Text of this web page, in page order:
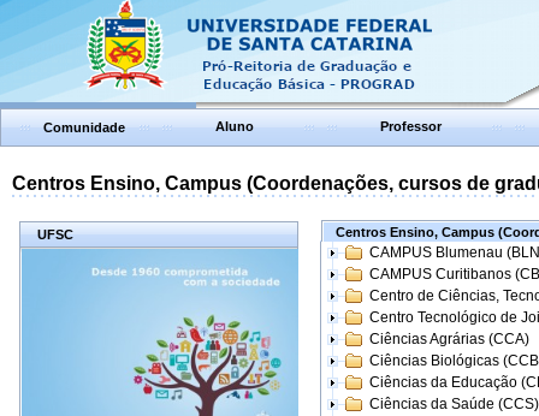
Comunidade Aluno Professor
Centros Ensino, Campus (Coordenações, cursos de
UFSC Centros Ensino, Campus
CAMPUS Blumenau
CAMPUS Curitibanos
Centro de Ciências,
Centro Tecnológico de
Ciências Agrárias (CCA)
Ciências Biológicas
Ciências da Educação
Ciências da Saúde (CCS)